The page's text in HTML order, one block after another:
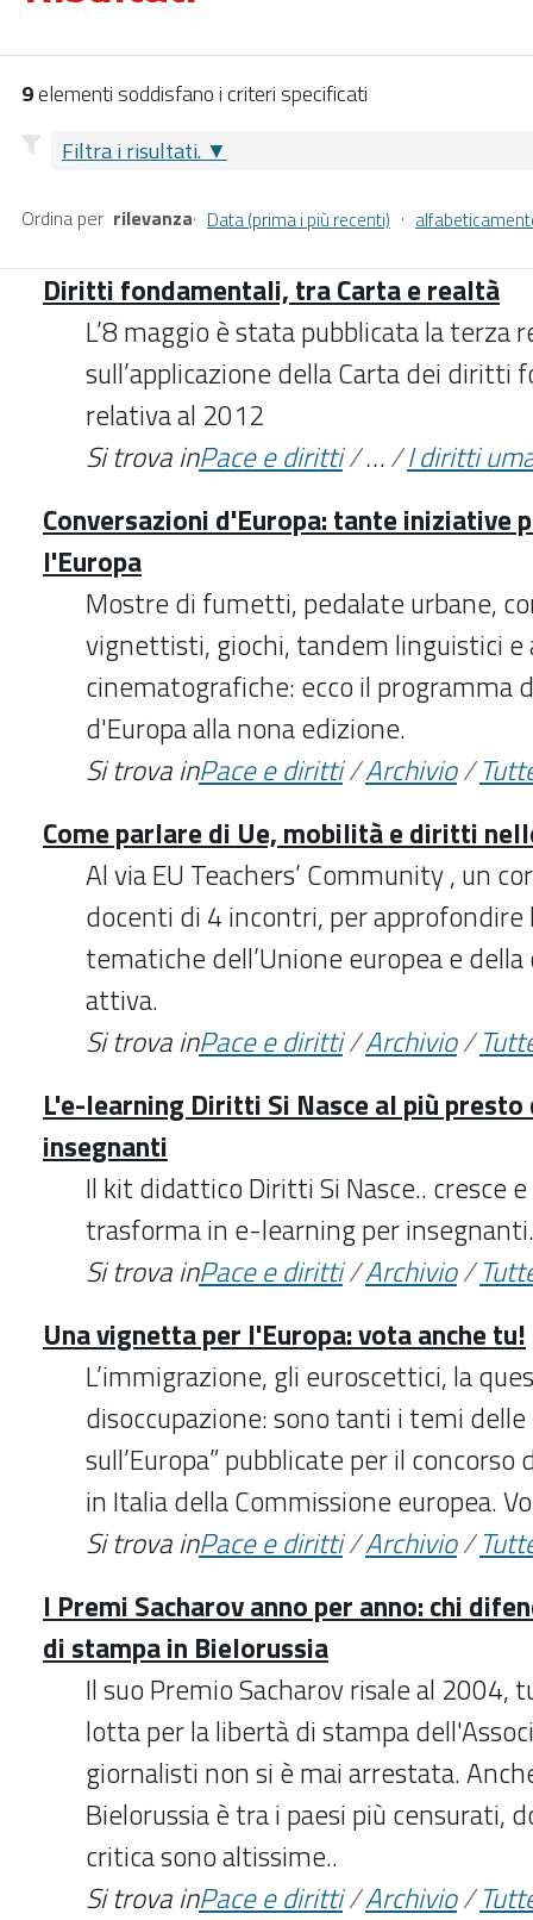
9elementi soddisfano i criteri specificati
Filtra i risultati.
Ordina per rilevanza· Data (prima i più recenti) ·
Diritti fondamentali, tra Carta e realtà
L’8 maggio è stata pubblicata la terza
sull’applicazione della Carta dei diritti
relativa al 2012
Si trova inPace e diritti/…/I diritti
Conversazioni d'Europa: tante iniziative
l'Europa
Mostre di fumetti, pedalate urbane,
vignettisti, giochi, tandem linguistici
cinematografiche: ecco il programma
d'Europa alla nona edizione.
Si trova inPace e diritti/Archivio/
Come parlare di Ue, mobilità e diritti
Al via EU Teachers’ Community , un
docenti di 4 incontri, per approfondire
tematiche dell’Unione europea e
attiva.
Si trova inPace e diritti/Archivio/
L'e-learning Diritti Si Nasce al più
insegnanti
Il kit didattico Diritti Si Nasce.. cresce
trasforma in e-learning per insegnanti.
Si trova inPace e diritti/Archivio/
Una vignetta per l'Europa: vota anche tu!
L’immigrazione, gli euroscettici, la
disoccupazione: sono tanti i temi
sull’Europa” pubblicate per il
in Italia della Commissione europea.
Si trova inPace e diritti/Archivio/
I Premi Sacharov anno per anno: chi
di stampa in Bielorussia
Il suo Premio Sacharov risale al 2004,
lotta per la libertà di stampa
giornalisti non si è mai arrestata.
Bielorussia è tra i paesi più censurati,
critica sono altissime..
Si trova inPace e diritti/Archivio/